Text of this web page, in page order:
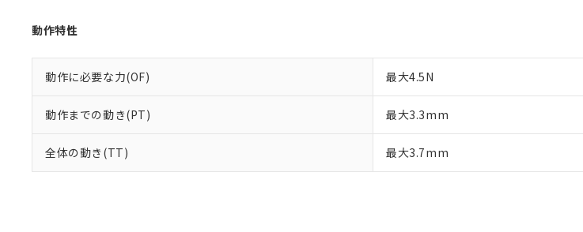
動作特性
動作に必要な力(OF) 最大4.5N
動作までの動き(PT) 最大3.3mm
全体の動き(TT) 最大3.7mm